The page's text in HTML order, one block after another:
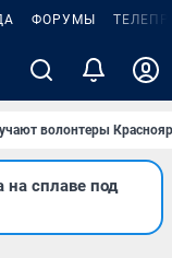
ФОРУМЫ
волонтеры
на сплаве под